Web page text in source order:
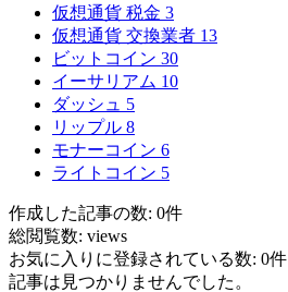
仮想通貨 税金 3
仮想通貨 交換業者 13
ビットコイン 30
イーサリアム 10
ダッシュ 5
リップル 8
モナーコイン 6
ライトコイン 5
作成した記事の数: 0件
総閲覧数: views
お気に入りに登録されている数: 0件
記事は見つかりませんでした。